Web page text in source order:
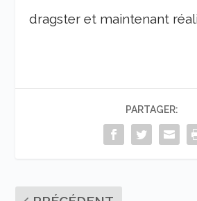
dragster et maintenant
PARTAGER: